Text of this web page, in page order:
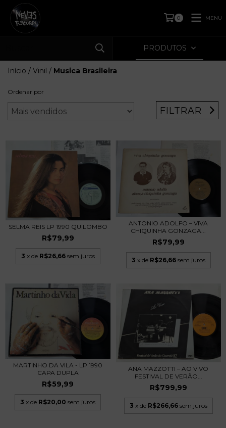
0 MENU
PRODUTOS
Início / Vinil / Musica Brasileira
Ordenar por
FILTRAR
SELMA REIS LP 1990 QUILOMBO
R$79,99
3 x de R$26,66 sem juros
ANTONIO ADOLFO – VIVA
CHIQUINHA GONZAGA...
R$79,99
3 x de R$26,66 sem juros
MARTINHO DA VILA - LP 1990
CAPA DUPLA
R$59,99
3 x de R$20,00 sem juros
ANA MAZZOTTI – AO VIVO
FESTIVAL DE VERÃO...
R$799,99
3 x de R$266,66 sem juros